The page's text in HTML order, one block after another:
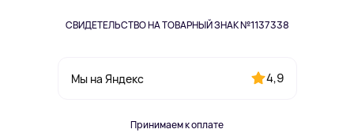
СВИДЕТЕЛЬСТВО НА ТОВАРНЫЙ ЗНАК №1137338
Мы на Яндекс 4,9
Принимаем к оплате